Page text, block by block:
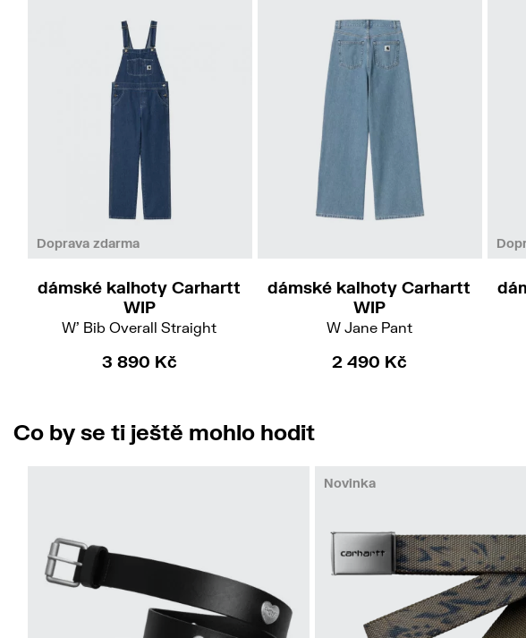
Doprava zdarma
dámské kalhoty Carhartt
WIP
W' Bib Overall Straight
3 890 Kč
dámské kalhoty Carhartt
WIP
W Jane Pant
2 490 Kč
Co by se ti ještě mohlo hodit
Novinka